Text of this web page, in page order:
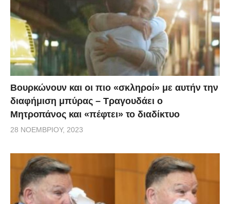
ακινητοποιήσει.
Βουρκώνουν και οι πιο «σκληροί» με αυτήν την
διαφήμιση μπύρας – Τραγουδάει ο
Μητροπάνος και «πέφτει» το διαδίκτυο
28 ΝΟΕΜΒΡΊΟΥ, 2023